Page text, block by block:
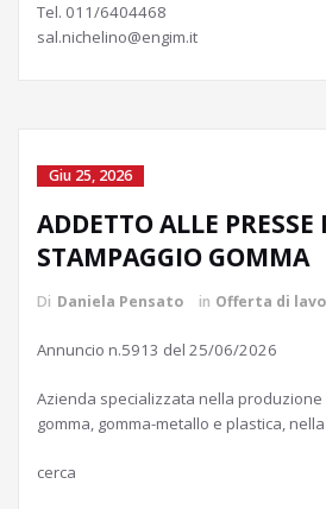
Tel. 011/6404468
sal.nichelino@engim.it
Giu 25, 2026
ADDETTO ALLE PRESSE
STAMPAGGIO GOMMA
Di Daniela Pensato in Offerta di
Annuncio n.5913 del 25/06/2026
Azienda specializzata nella produzione
gomma, gomma-metallo e plastica,
cerca